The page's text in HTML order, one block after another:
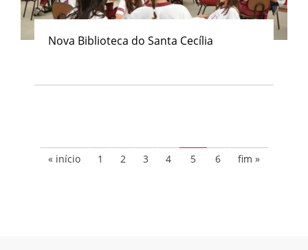
Nova Biblioteca do Santa Cecília
« início 1 2 3 4 5 6 fim »